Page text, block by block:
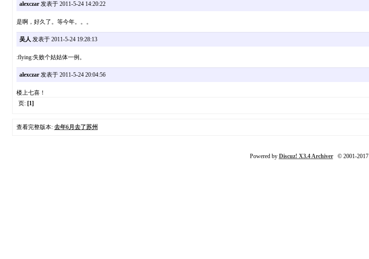
alexczar发表于 2011-5-24 14:20:22
是啊，好久了。等今年。。。
吴人 发表于 2011-5-24 19:28:13
:flying:失败个姑姑体一例。
alexczar发表于 2011-5-24 20:04:56
楼上七喜！
页: [1]
查看完整版本: 去年6月去了苏州
Powered by Discuz! X3.4 Archiver© 2001-2017